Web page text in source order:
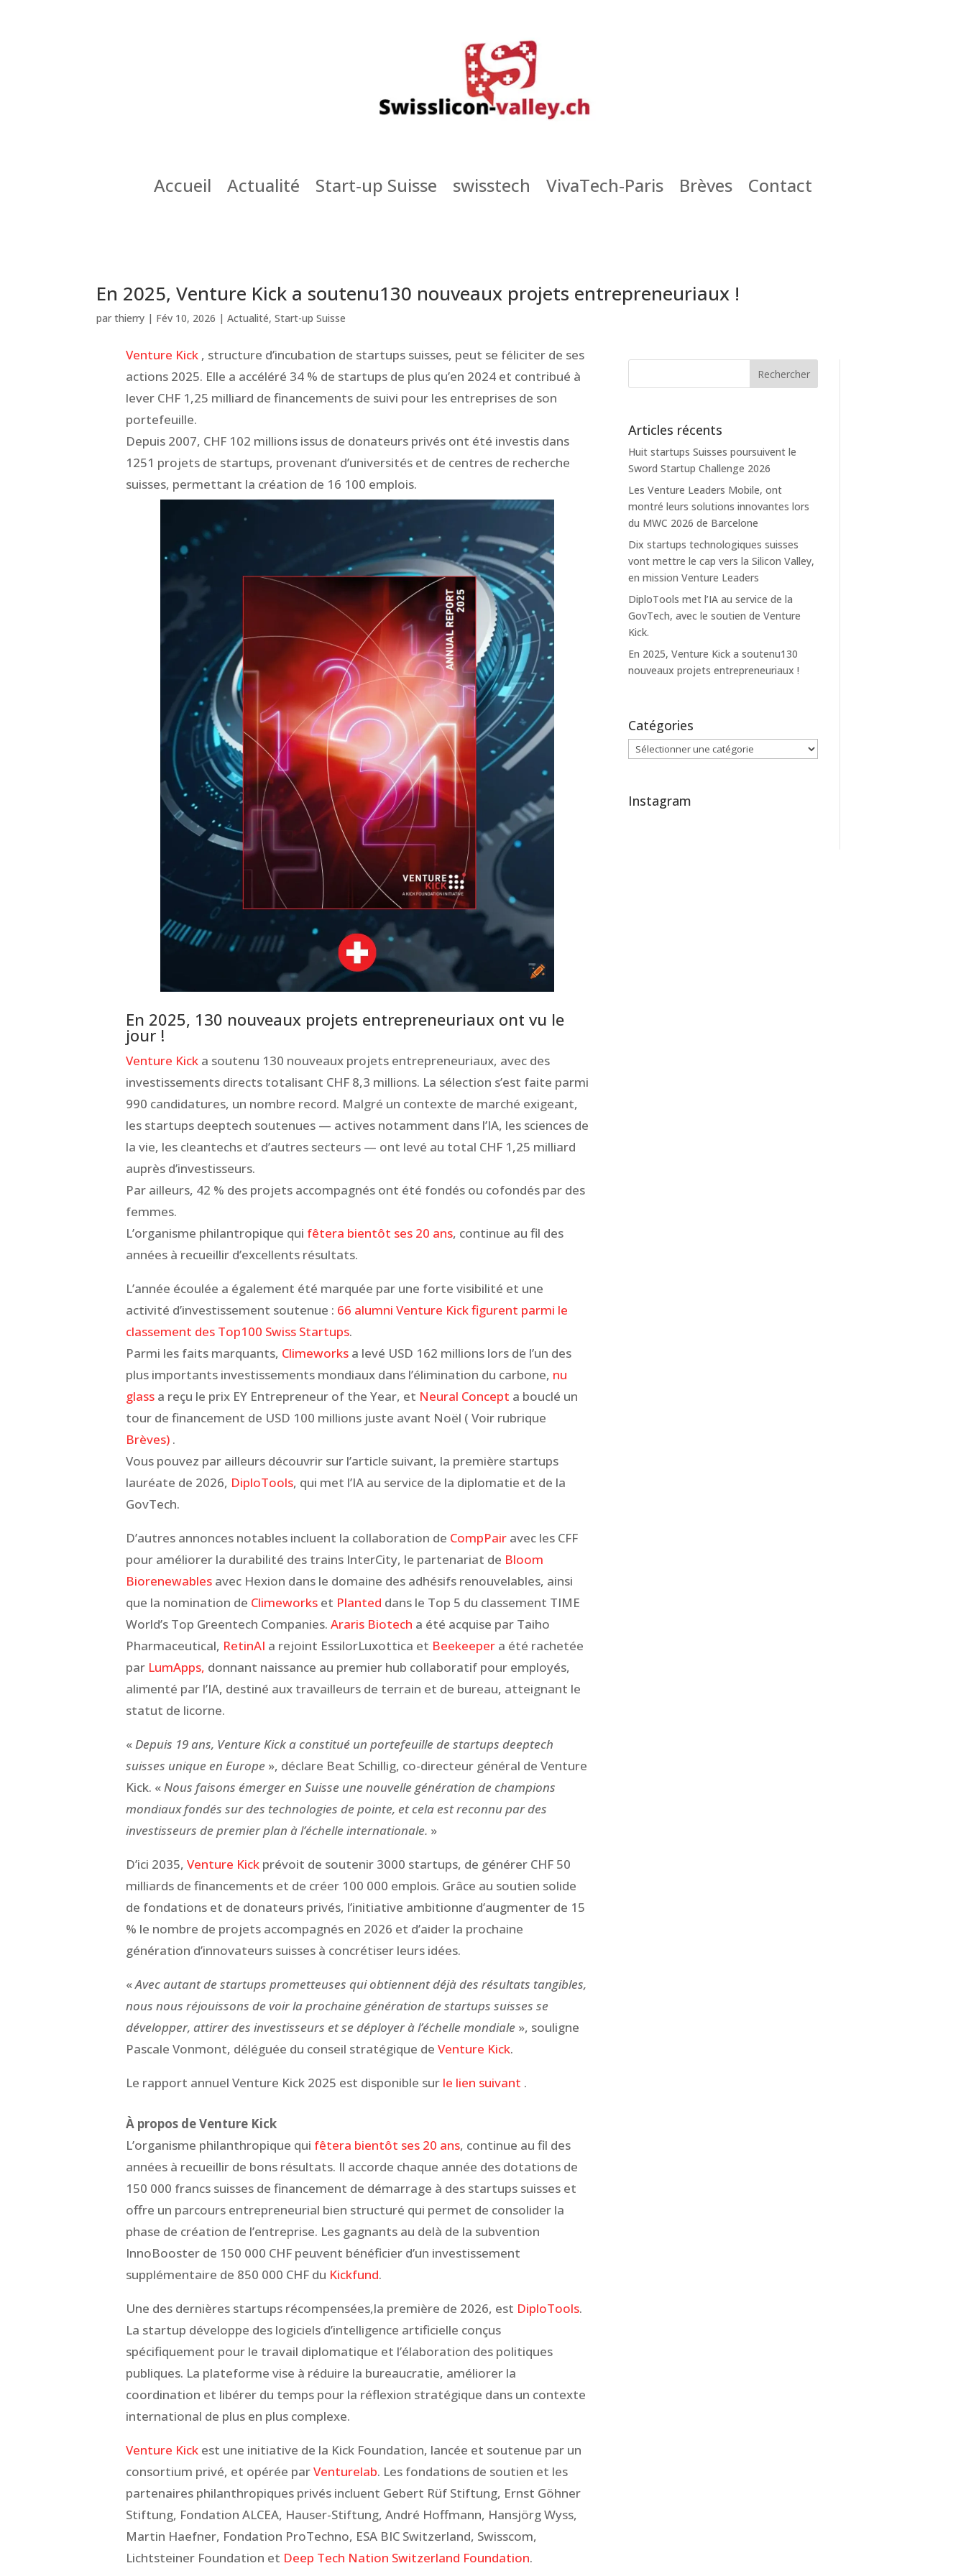
Accueil Actualité Start-up Suisse swisstech VivaTech-Paris Brèves Contact
En 2025, Venture Kick a soutenu130 nouveaux projets entrepreneuriaux !
parthierry | Fév 10, 2026 |Actualité,Start-up Suisse
Venture Kick , structure d’incubation de startups suisses, peut se féliciter de ses
actions 2025. Elle a accéléré 34 % de startups de plus qu’en 2024 et contribué à
lever CHF 1,25 milliard de financements de suivi pour les entreprises de son
portefeuille.
Depuis 2007, CHF 102 millions issus de donateurs privés ont été investis dans
1251 projets de startups, provenant d’universités et de centres de recherche
suisses, permettant la création de 16 100 emplois.
En 2025, 130 nouveaux projets entrepreneuriaux ont vu le
jour !
Venture Kick a soutenu 130 nouveaux projets entrepreneuriaux, avec des
investissements directs totalisant CHF 8,3 millions. La sélection s’est faite parmi
990 candidatures, un nombre record. Malgré un contexte de marché exigeant,
les startups deeptech soutenues — actives notamment dans l’IA, les sciences de
la vie, les cleantechs et d’autres secteurs — ont levé au total CHF 1,25 milliard
auprès d’investisseurs.
Par ailleurs, 42 % des projets accompagnés ont été fondés ou cofondés par des
femmes.
L’organisme philantropique qui fêtera bientôt ses 20 ans, continue au fil des
années à recueillir d’excellents résultats.
L’année écoulée a également été marquée par une forte visibilité et une
activité d’investissement soutenue : 66 alumni Venture Kick figurent parmi le
classement des Top100 Swiss Startups.
Parmi les faits marquants, Climeworks a levé USD 162 millions lors de l’un des
plus importants investissements mondiaux dans l’élimination du carbone, nu
glass a reçu le prix EY Entrepreneur of the Year, et Neural Concept a bouclé un
tour de financement de USD 100 millions juste avant Noël ( Voir rubrique
Brèves) .
Vous pouvez par ailleurs découvrir sur l’article suivant, la première startups
lauréate de 2026, DiploTools, qui met l’IA au service de la diplomatie et de la
GovTech.
D’autres annonces notables incluent la collaboration de CompPair avec les CFF
pour améliorer la durabilité des trains InterCity, le partenariat de Bloom
Biorenewables avec Hexion dans le domaine des adhésifs renouvelables, ainsi
que la nomination de Climeworks et Planted dans le Top 5 du classement TIME
World’s Top Greentech Companies. Araris Biotech a été acquise par Taiho
Pharmaceutical, RetinAI a rejoint EssilorLuxottica et Beekeeper a été rachetée
par LumApps, donnant naissance au premier hub collaboratif pour employés,
alimenté par l’IA, destiné aux travailleurs de terrain et de bureau, atteignant le
statut de licorne.
«Depuis 19 ans, Venture Kick a constitué un portefeuille de startups deeptech
suisses unique en Europe », déclare Beat Schillig, co-directeur général de Venture
Kick. «Nous faisons émerger en Suisse une nouvelle génération de champions
mondiaux fondés sur des technologies de pointe, et cela est reconnu par des
investisseurs de premier plan à l’échelle internationale. »
D’ici 2035, Venture Kick prévoit de soutenir 3000 startups, de générer CHF 50
milliards de financements et de créer 100 000 emplois. Grâce au soutien solide
de fondations et de donateurs privés, l’initiative ambitionne d’augmenter de 15
% le nombre de projets accompagnés en 2026 et d’aider la prochaine
génération d’innovateurs suisses à concrétiser leurs idées.
«Avec autant de startups prometteuses qui obtiennent déjà des résultats tangibles,
nous nous réjouissons de voir la prochaine génération de startups suisses se
développer, attirer des investisseurs et se déployer à l’échelle mondiale », souligne
Pascale Vonmont, déléguée du conseil stratégique de Venture Kick.
Le rapport annuel Venture Kick 2025 est disponible sur le lien suivant .
À propos de Venture Kick
L’organisme philanthropique qui fêtera bientôt ses 20 ans, continue au fil des
années à recueillir de bons résultats. Il accorde chaque année des dotations de
150 000 francs suisses de financement de démarrage à des startups suisses et
offre un parcours entrepreneurial bien structuré qui permet de consolider la
phase de création de l’entreprise. Les gagnants au delà de la subvention
InnoBooster de 150 000 CHF peuvent bénéficier d’un investissement
supplémentaire de 850 000 CHF du Kickfund.
Une des dernières startups récompensées,la première de 2026, est DiploTools.
La startup développe des logiciels d’intelligence artificielle conçus
spécifiquement pour le travail diplomatique et l’élaboration des politiques
publiques. La plateforme vise à réduire la bureaucratie, améliorer la
coordination et libérer du temps pour la réflexion stratégique dans un contexte
international de plus en plus complexe.
Venture Kick est une initiative de la Kick Foundation, lancée et soutenue par un
consortium privé, et opérée parVenturelab. Les fondations de soutien et les
partenaires philanthropiques privés incluent Gebert Rüf Stiftung, Ernst Göhner
Stiftung, Fondation ALCEA, Hauser-Stiftung, André Hoffmann, Hansjörg Wyss,
Martin Haefner, Fondation ProTechno, ESA BIC Switzerland, Swisscom,
Lichtsteiner Foundation et Deep Tech Nation Switzerland Foundation.
Articles récents
Huit startups Suisses poursuivent le
Sword Startup Challenge 2026
Les Venture Leaders Mobile, ont
montré leurs solutions innovantes lors
du MWC 2026 de Barcelone
Dix startups technologiques suisses
vont mettre le cap vers la Silicon Valley,
en mission Venture Leaders
DiploTools met l’IA au service de la
GovTech, avec le soutien de Venture
Kick.
En 2025, Venture Kick a soutenu130
nouveaux projets entrepreneuriaux !
Catégories
Catégories
Instagram